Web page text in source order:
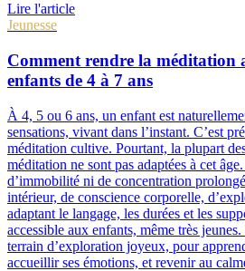
Lire l'article
Jeunesse
Comment rendre la méditation
enfants de 4 à 7 ans
À 4, 5 ou 6 ans, un enfant est
sensations, vivant dans l’instant. C’est
méditation cultive. Pourtant, la plupart
méditation ne sont pas adaptées à cet
d’immobilité ni de concentration
intérieur, de conscience corporelle,
adaptant le langage, les durées et les
accessible aux enfants, même très
terrain d’exploration joyeux, pour
accueillir ses émotions, et revenir au